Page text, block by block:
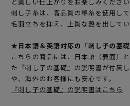
刺し子糸は、高品質の綿糸を使用し
毛羽立ちを抑え、上質な艶を出してい
★日本語＆英語対応の「刺し子の基
こちらの商品には、日本語（表面）
た『刺し子の基礎』の説明書が付属
や、海外のお客様にも安心です。
『刺し子の基礎』の説明書はこちら